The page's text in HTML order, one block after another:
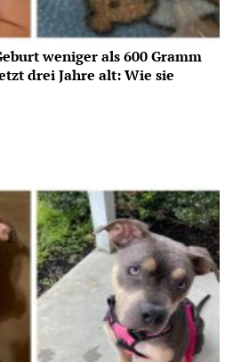
weniger als 600 Gramm
drei Jahre alt: Wie sie